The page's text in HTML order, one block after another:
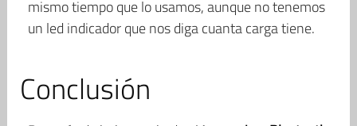
mismo tiempo que lo usamos, aunque no tenemos
un led indicador que nos diga cuanta carga tiene.
Conclusión